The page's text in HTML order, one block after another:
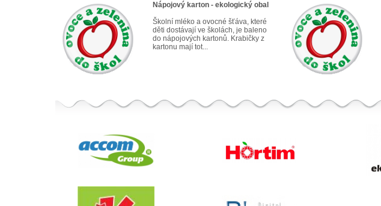
Nápojový karton - ekologický obal
Školní mléko a ovocné šťáva, které
děti dostávají ve školách, je baleno
do nápojových kartonů. Krabičky z
kartonu mají tot...